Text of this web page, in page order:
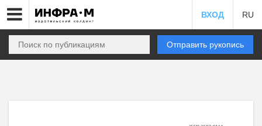
ВХОД RU
Отправить рукопись